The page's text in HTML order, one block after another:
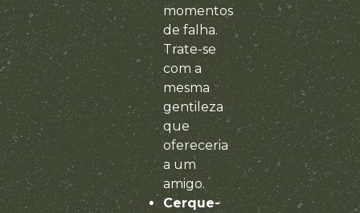
momentos
de falha.
Trate-se
com a
mesma
gentileza
que
ofereceria
a um
amigo.
Cerque-